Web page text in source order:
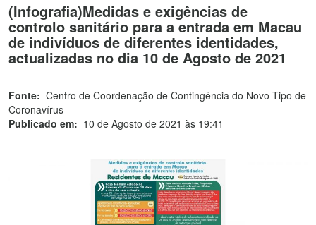
(Infografia)Medidas e exigências de
controlo sanitário para a entrada em Macau
de indivíduos de diferentes identidades,
actualizadas no dia 10 de Agosto de 2021
Fonte: Centro de Coordenação de Contingência do Novo Tipo de
Coronavírus
Publicado em: 10 de Agosto de 2021 às 19:41